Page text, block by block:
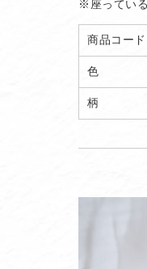
※座ってい
商品コード
色
柄